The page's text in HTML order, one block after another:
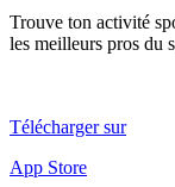
Trouve ton activité
les meilleurs pros du
Télécharger sur
App Store